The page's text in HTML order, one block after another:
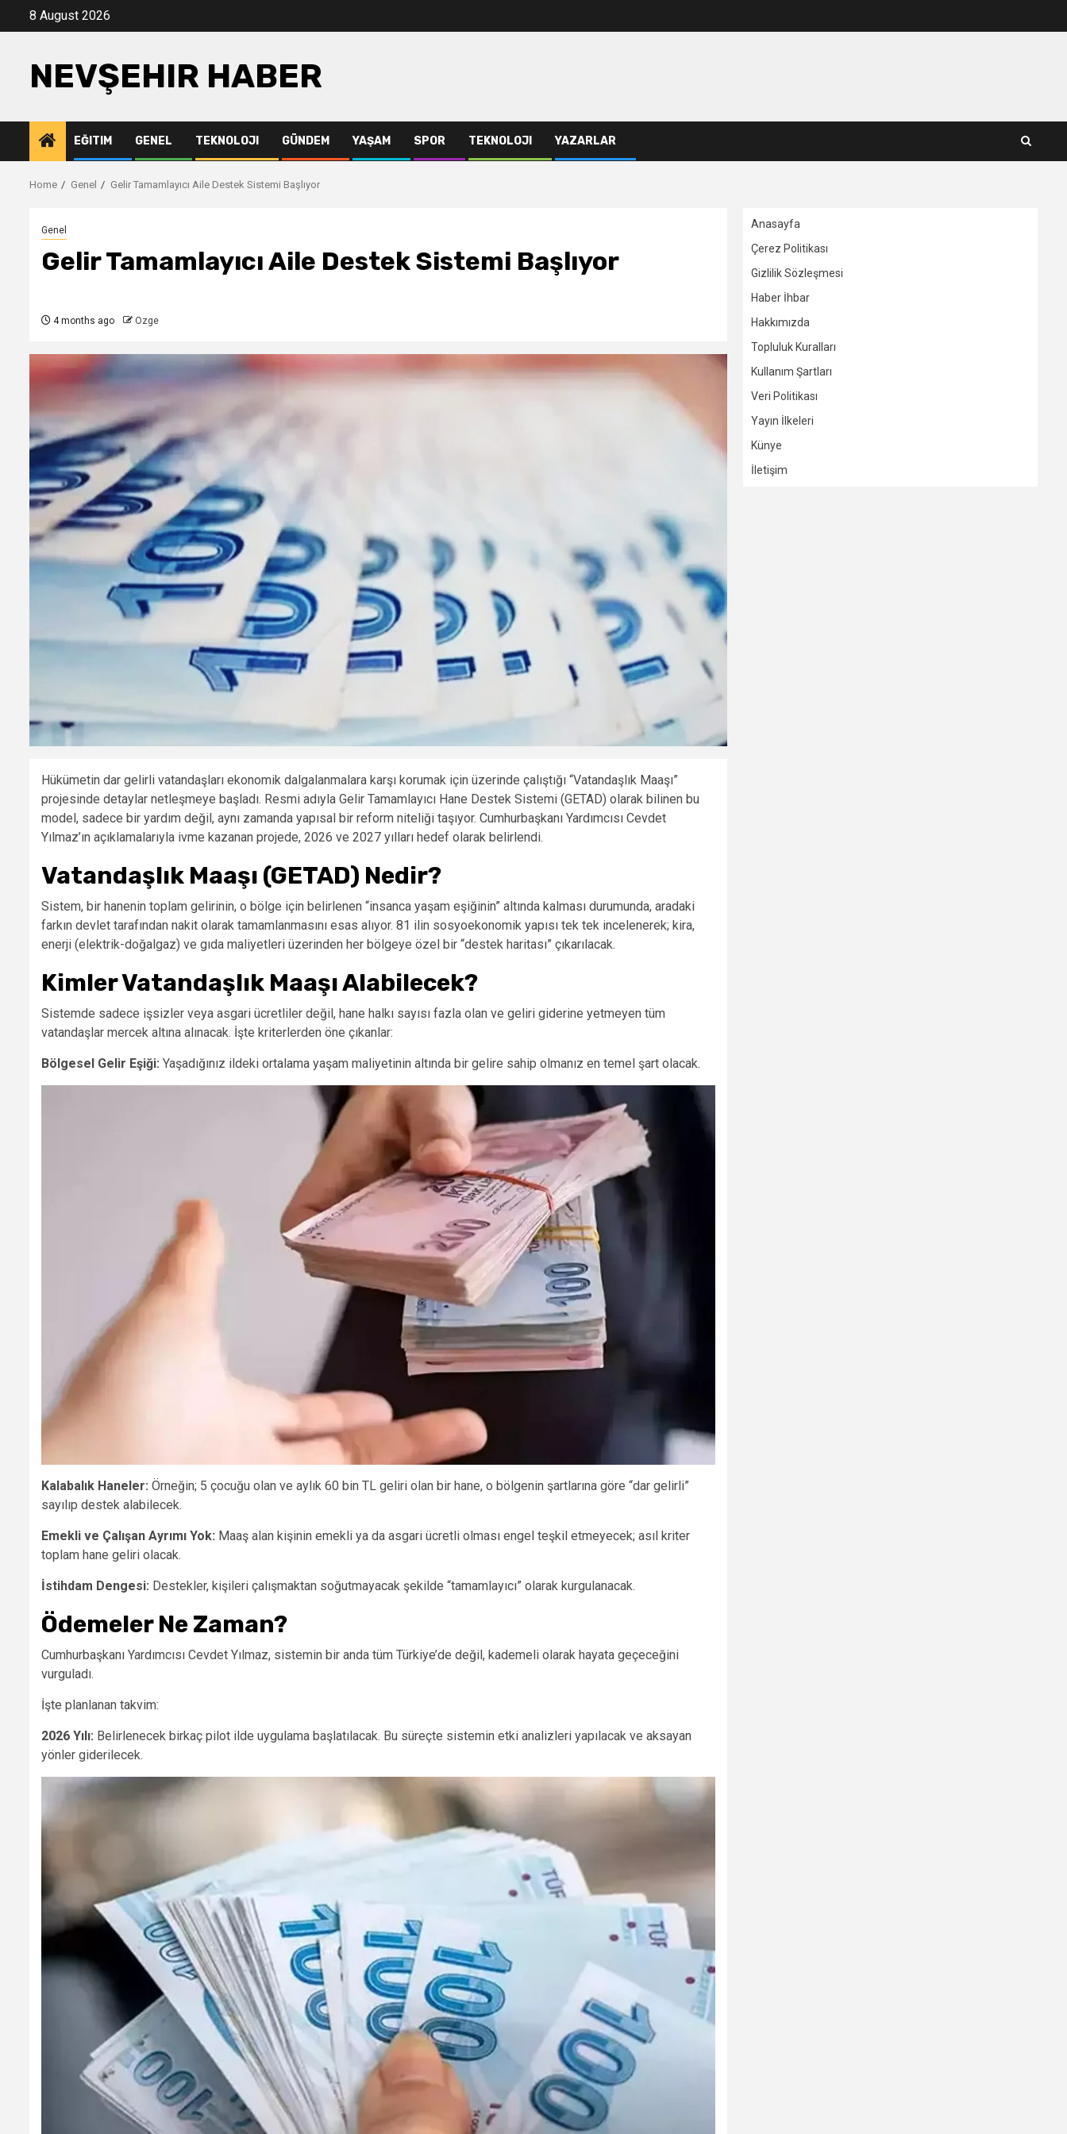
8 August 2026
NEVŞEHIR HABER
EĞITIM GENEL TEKNOLOJI GÜNDEM YAŞAM SPOR TEKNOLOJI YAZARLAR
Home Genel Gelir Tamamlayıcı Aile Destek Sistemi Başlıyor
Genel
Gelir Tamamlayıcı Aile Destek Sistemi Başlıyor
4 months ago Ozge
Hükümetin dar gelirli vatandaşları ekonomik dalgalanmalara karşı korumak için üzerinde çalıştığı “Vatandaşlık Maaşı”
projesinde detaylar netleşmeye başladı. Resmi adıyla Gelir Tamamlayıcı Hane Destek Sistemi (GETAD) olarak bilinen bu
model, sadece bir yardım değil, aynı zamanda yapısal bir reform niteliği taşıyor. Cumhurbaşkanı Yardımcısı Cevdet
Yılmaz’ın açıklamalarıyla ivme kazanan projede, 2026 ve 2027 yılları hedef olarak belirlendi.
Vatandaşlık Maaşı (GETAD) Nedir?
Sistem, bir hanenin toplam gelirinin, o bölge için belirlenen “insanca yaşam eşiğinin” altında kalması durumunda, aradaki
farkın devlet tarafından nakit olarak tamamlanmasını esas alıyor. 81 ilin sosyoekonomik yapısı tek tek incelenerek; kira,
enerji (elektrik-doğalgaz) ve gıda maliyetleri üzerinden her bölgeye özel bir “destek haritası” çıkarılacak.
Kimler Vatandaşlık Maaşı Alabilecek?
Sistemde sadece işsizler veya asgari ücretliler değil, hane halkı sayısı fazla olan ve geliri giderine yetmeyen tüm
vatandaşlar mercek altına alınacak. İşte kriterlerden öne çıkanlar:
Bölgesel Gelir Eşiği: Yaşadığınız ildeki ortalama yaşam maliyetinin altında bir gelire sahip olmanız en temel şart olacak.
Kalabalık Haneler: Örneğin; 5 çocuğu olan ve aylık 60 bin TL geliri olan bir hane, o bölgenin şartlarına göre “dar gelirli”
sayılıp destek alabilecek.
Emekli ve Çalışan Ayrımı Yok: Maaş alan kişinin emekli ya da asgari ücretli olması engel teşkil etmeyecek; asıl kriter
toplam hane geliri olacak.
İstihdam Dengesi: Destekler, kişileri çalışmaktan soğutmayacak şekilde “tamamlayıcı” olarak kurgulanacak.
Ödemeler Ne Zaman?
Cumhurbaşkanı Yardımcısı Cevdet Yılmaz, sistemin bir anda tüm Türkiye’de değil, kademeli olarak hayata geçeceğini
vurguladı.
İşte planlanan takvim:
2026 Yılı: Belirlenecek birkaç pilot ilde uygulama başlatılacak. Bu süreçte sistemin etki analizleri yapılacak ve aksayan
yönler giderilecek.
Anasayfa
Çerez Politikası
Gizlilik Sözleşmesi
Haber İhbar
Hakkımızda
Topluluk Kuralları
Kullanım Şartları
Veri Politikası
Yayın İlkeleri
Künye
İletişim